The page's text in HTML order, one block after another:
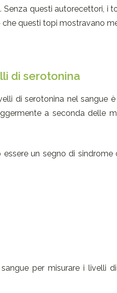
Senza questi autorecettori, i
questi topi mostravano
di serotonina
di serotonina nel
a seconda delle
un segno di
per misurare i livelli